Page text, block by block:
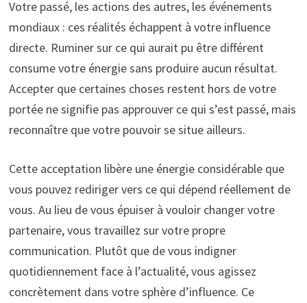
Votre passé, les actions des autres, les événements
mondiaux : ces réalités échappent à votre influence
directe. Ruminer sur ce qui aurait pu être différent
consume votre énergie sans produire aucun résultat.
Accepter que certaines choses restent hors de votre
portée ne signifie pas approuver ce qui s’est passé, mais
reconnaître que votre pouvoir se situe ailleurs.
Cette acceptation libère une énergie considérable que
vous pouvez rediriger vers ce qui dépend réellement de
vous. Au lieu de vous épuiser à vouloir changer votre
partenaire, vous travaillez sur votre propre
communication. Plutôt que de vous indigner
quotidiennement face à l’actualité, vous agissez
concrètement dans votre sphère d’influence. Ce